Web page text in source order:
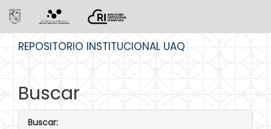
REPOSITORIO INSTITUCIONAL UAQ
Buscar
Buscar: